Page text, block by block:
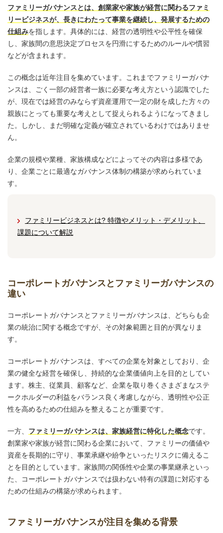
ファミリーガバナンスとは、創業家や家族が経営に関わるファミ
リービジネスが、長きにわたって事業を継続し、発展するための
仕組みを指します。具体的には、経営の透明性や公平性を確保
し、家族間の意思決定プロセスを円滑にするためのルールや慣習
などが含まれます。
この概念は近年注目を集めています。これまでファミリーガバナ
ンスは、ごく一部の経営者一族に必要な考え方という認識でした
が、現在では経営のみならず資産運用で一定の財を成した方々の
親族にとっても重要な考えとして捉えられるようになってきまし
た。しかし、まだ明確な定義が確立されているわけではありませ
ん。
企業の規模や業種、家族構成などによってその内容は多様であ
り、企業ごとに最適なガバナンス体制の構築が求められていま
す。
ファミリービジネスとは? 特徴やメリット・デメリット、
課題について解説
コーポレートガバナンスとファミリーガバナンスの
違い
コーポレートガバナンスとファミリーガバナンスは、どちらも企
業の統治に関する概念ですが、その対象範囲と目的が異なりま
す。
コーポレートガバナンスは、すべての企業を対象としており、企
業の健全な経営を確保し、持続的な企業価値向上を目的としてい
ます。株主、従業員、顧客など、企業を取り巻くさまざまなステ
ークホルダーの利益をバランス良く考慮しながら、透明性や公正
性を高めるための仕組みを整えることが重要です。
一方、 ファミリーガバナンスは、家族経営に特化した概念です。
創業家や家族が経営に関わる企業において、ファミリーの価値や
資産を長期的に守り、事業承継や紛争といったリスクに備えるこ
とを目的としています。家族間の関係性や企業の事業継承といっ
た、コーポレートガバナンスでは扱わない特有の課題に対応する
ための仕組みの構築が求められます。
ファミリーガバナンスが注目を集める背景